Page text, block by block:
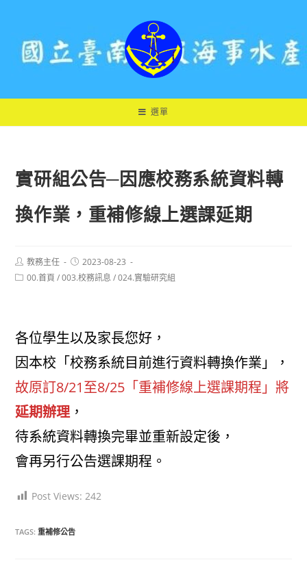
選單
實研組公告─因應校務系統資料轉
換作業，重補修線上選課延期
Post
author:
教務主任
Post
published:
2023-08-23
Post00.首頁 / 003.校務訊息 / 024.實驗研究組
各位學生以及家長您好，
因本校「校務系統目前進行資料轉換作業」，
故原訂8/21至8/25「重補修線上選課期程」將
延期辦理，
待系統資料轉換完畢並重新設定後 ，
會再另行公告選課期程。
Post Views: 242
TAGS:重補修公告